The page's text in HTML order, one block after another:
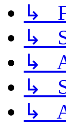
↳
↳
↳
↳
↳